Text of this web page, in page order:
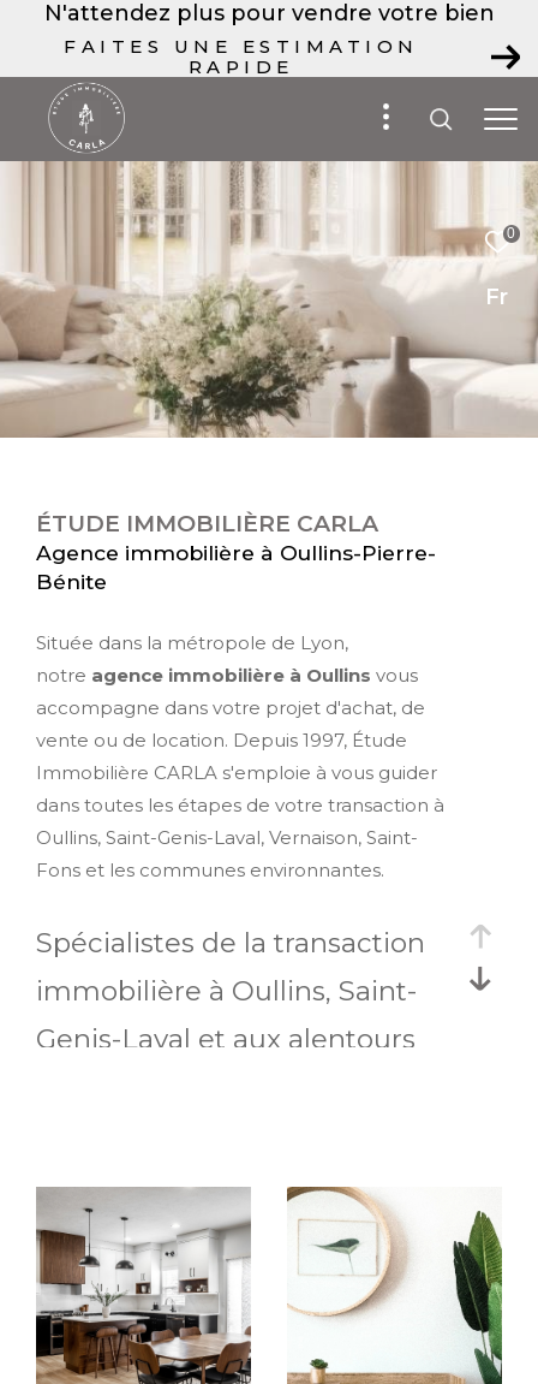
N'attendez plus pour vendre votre bien
FAITES UNE ESTIMATION
RAPIDE
0
Fr
ÉTUDE IMMOBILIÈRE CARLA
Agence immobilière à Oullins-Pierre-
Bénite
Située dans la métropole de Lyon,
notre agence immobilière à Oullins vous
accompagne dans votre projet d'achat, de
vente ou de location. Depuis 1997, Étude
Immobilière CARLA s'emploie à vous guider
dans toutes les étapes de votre transaction à
Oullins, Saint-Genis-Laval, Vernaison, Saint-
Fons et les communes environnantes.
Spécialistes de la transaction
immobilière à Oullins, Saint-
Genis-Laval et aux alentours
recherche de votre habitation principale,
d'une résidence secondaire, ou même d'un
investissement locatif, notre équipe prend en
charge votre demande et s'occupe de
trouver le bien idéal en fonction de vos
critères.